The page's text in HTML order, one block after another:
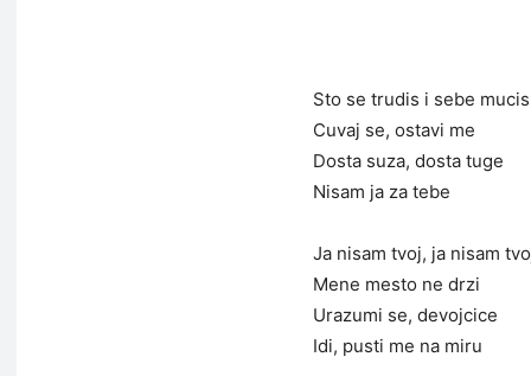
Sto se trudis i sebe mucis
Cuvaj se, ostavi me
Dosta suza, dosta tuge
Nisam ja za tebe
Ja nisam tvoj, ja nisam
Mene mesto ne drzi
Urazumi se, devojcice
Idi, pusti me na miru